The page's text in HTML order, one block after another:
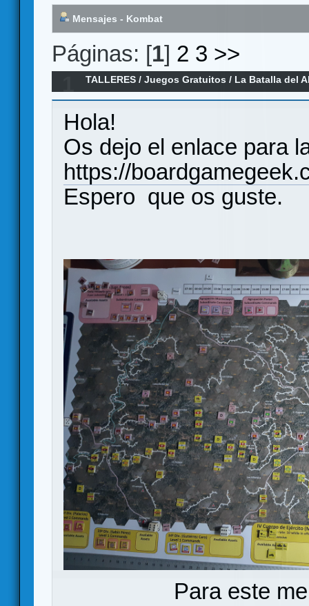
Mensajes - Kombat
Páginas: [1] 2 3 >>
TALLERES /Juegos Gratuitos/ La Batalla del
Hola!
Os dejo el enlace para
https://
Espero que os guste.
Para este